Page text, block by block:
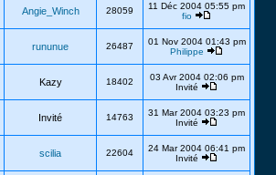
Angie_Winch 28059
11 Déc 2004 05:55 pm
fio
rununue 26487
01 Nov 2004 01:43 pm
Philippe
Kazy 18402
03 Avr 2004 02:06 pm
Invité
Invité 14763
31 Mar 2004 03:23 pm
Invité
scilia 22604
24 Mar 2004 06:41 pm
Invité